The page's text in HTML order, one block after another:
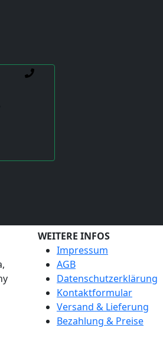
wir eine neue Partnerschaft mit
WEITERE INFOS
Impressum
AGB
Datenschutzerklärung
Kontaktformular
Versand & Lieferung
Bezahlung & Preise